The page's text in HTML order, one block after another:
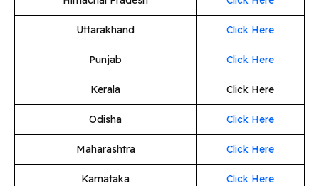
Uttarakhand Click Here
Punjab Click Here
Kerala Click Here
Odisha Click Here
Maharashtra Click Here
Karnataka Click Here